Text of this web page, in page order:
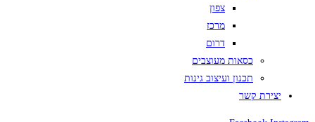
צפון
מרכז
דרום
כסאות מעוצבים
תכנון ועיצוב גינות
יצירת קשר